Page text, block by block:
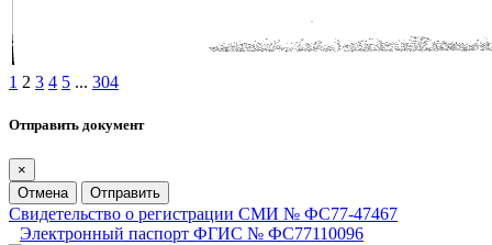
1 2 3 4 5 ... 304
Отправить документ
×
Отмена
Отправить
Свидетельство о регистрации СМИ № ФС77-47467
Электронный паспорт ФГИС № ФС77110096